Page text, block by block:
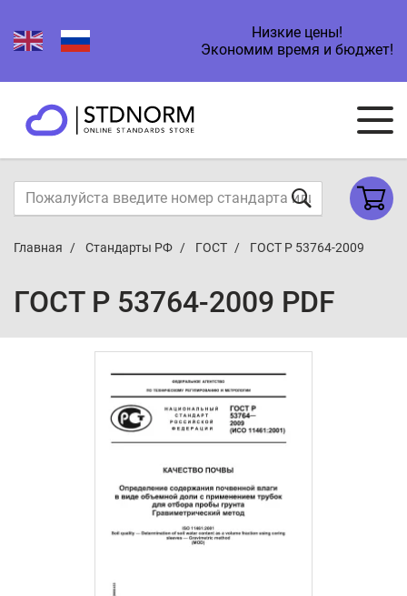
Низкие цены!
Экономим время и бюджет!
Главная Стандарты РФ ГОСТ ГОСТ Р 53764-2009
ГОСТ Р 53764-2009 PDF